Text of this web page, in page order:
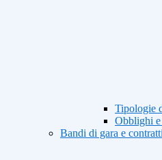
Tipologie
Obblighi e
Bandi di gara e contratti